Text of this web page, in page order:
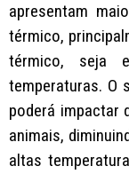
apresentam
térmico,
térmico, seja
temperaturas. O
poderá impactar
animais,
altas